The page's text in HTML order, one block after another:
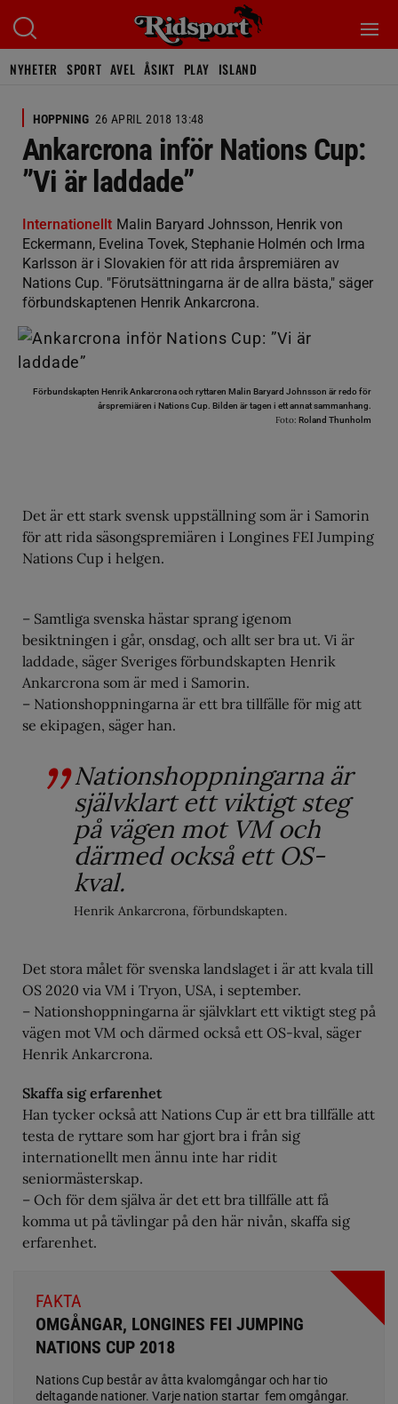
NYHETER SPORT AVEL ÅSIKT PLAY ISLAND
HOPPNING 26 APRIL 2018 13:48
Ankarcrona inför Nations Cup:
”Vi är laddade”
Internationellt Malin Baryard Johnsson, Henrik von
Eckermann, Evelina Tovek, Stephanie Holmén och Irma
Karlsson är i Slovakien för att rida årspremiären av
Nations Cup. "Förutsättningarna är de allra bästa," säger
förbundskaptenen Henrik Ankarcrona.
Förbundskapten Henrik Ankarcrona och ryttaren Malin Baryard Johnsson är redo för
årspremiären i Nations Cup. Bilden är tagen i ett annat sammanhang.
Foto: Roland Thunholm
Det är ett stark svensk uppställning som är i Samorin
för att rida säsongspremiären i Longines FEI Jumping
Nations Cup i helgen.
– Samtliga svenska hästar sprang igenom
besiktningen i går, onsdag, och allt ser bra ut. Vi är
laddade, säger Sveriges förbundskapten Henrik
Ankarcrona som är med i Samorin.
– Nationshoppningarna är ett bra tillfälle för mig att
se ekipagen, säger han.
Nationshoppningarna är
självklart ett viktigt steg
på vägen mot VM och
därmed också ett OS-
kval.
Henrik Ankarcrona, förbundskapten.
Det stora målet för svenska landslaget i är att kvala till
OS 2020 via VM i Tryon, USA, i september.
– Nationshoppningarna är självklart ett viktigt steg på
vägen mot VM och därmed också ett OS-kval, säger
Henrik Ankarcrona.
Skaffa sig erfarenhet
Han tycker också att Nations Cup är ett bra tillfälle att
testa de ryttare som har gjort bra i från sig
internationellt men ännu inte har ridit
seniormästerskap.
– Och för dem själva är det ett bra tillfälle att få
komma ut på tävlingar på den här nivån, skaffa sig
erfarenhet.
FAKTA
OMGÅNGAR, LONGINES FEI JUMPING
NATIONS CUP 2018
Nations Cup består av åtta kvalomgångar och har tio
deltagande nationer. Varje nation startar fem omgångar.